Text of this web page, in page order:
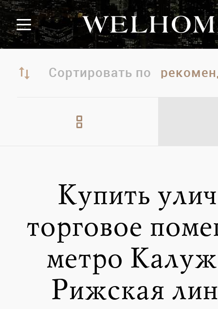
Сортировать по
Купить
торговое
метро
Рижская